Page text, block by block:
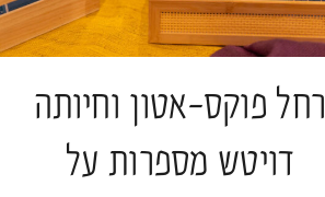
רחל פוקס-אטון וחיותה
דויטש מספרות על